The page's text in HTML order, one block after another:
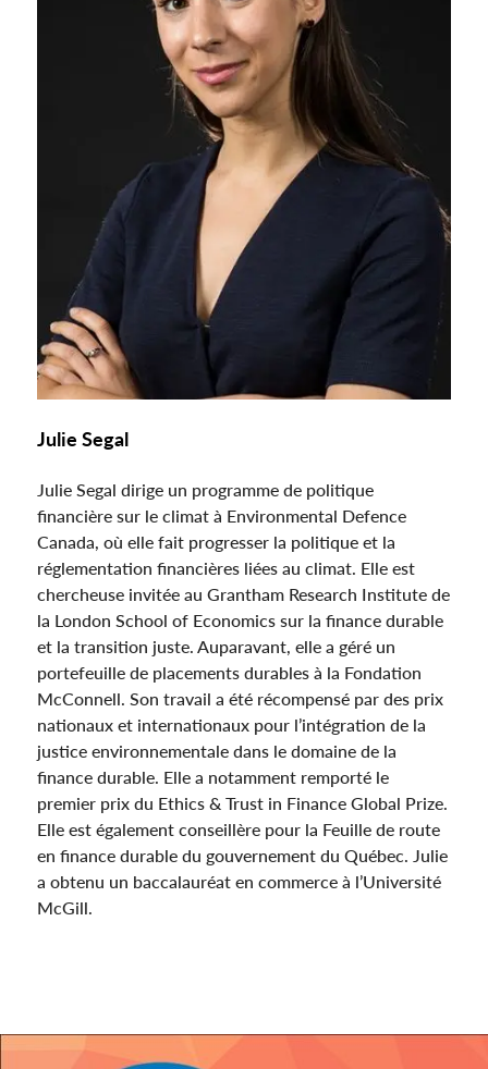
Julie Segal
Julie Segal dirige un programme de politique
financière sur le climat à Environmental Defence
Canada, où elle fait progresser la politique et la
réglementation financières liées au climat. Elle est
chercheuse invitée au Grantham Research Institute de
la London School of Economics sur la finance durable
et la transition juste. Auparavant, elle a géré un
portefeuille de placements durables à la Fondation
McConnell. Son travail a été récompensé par des prix
nationaux et internationaux pour l’intégration de la
justice environnementale dans le domaine de la
finance durable. Elle a notamment remporté le
premier prix du Ethics & Trust in Finance Global Prize.
Elle est également conseillère pour la Feuille de route
en finance durable du gouvernement du Québec. Julie
a obtenu un baccalauréat en commerce à l’Université
McGill.